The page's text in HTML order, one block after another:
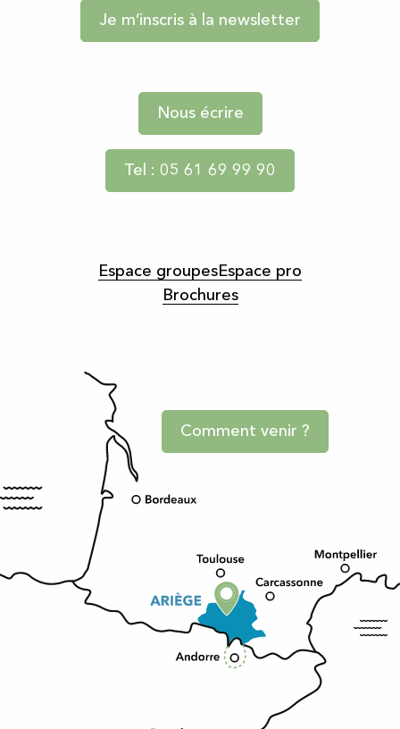
Je m’inscris à la newsletter
Nous écrire
Tel : 05 61 69 99 90
Espace groupesEspace pro
Brochures
Comment venir ?